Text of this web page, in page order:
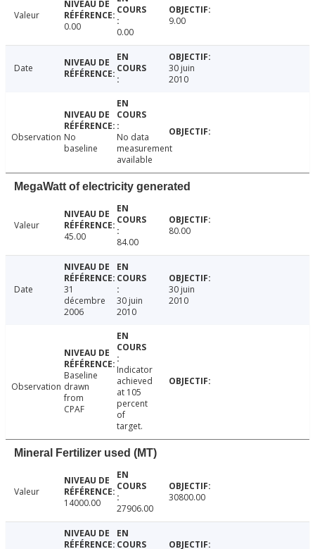
Valeur
0.00
0.00
9.00
Date
30 juin
2010
Observation No
baseline
No data
measurement
available
MegaWatt of electricity generated
Valeur
45.00
84.00
80.00
Date
31
décembre
2006
30 juin
2010
30 juin
2010
Observation
Baseline
drawn
from
CPAF
Indicator
achieved
at 105
percent
of
target.
Mineral Fertilizer used (MT)
Valeur
14000.00
27906.00
30800.00